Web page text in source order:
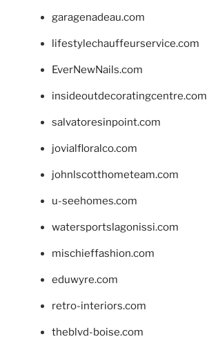
garagenadeau.com
lifestylechauffeurservice.com
EverNewNails.com
insideoutdecoratingcentre.com
salvatoresinpoint.com
jovialfloralco.com
johnlscotthometeam.com
u-seehomes.com
watersportslagonissi.com
mischieffashion.com
eduwyre.com
retro-interiors.com
theblvd-boise.com